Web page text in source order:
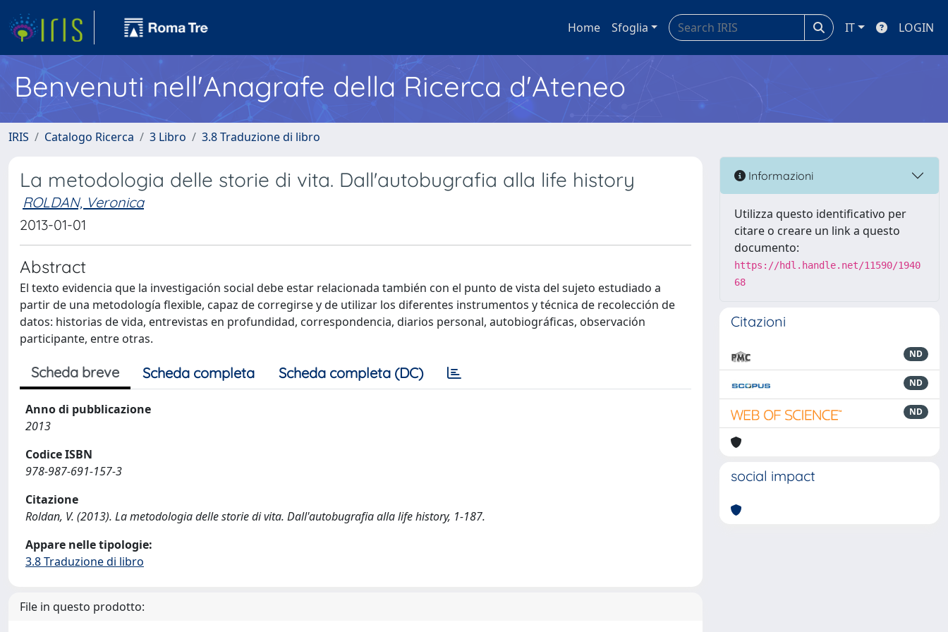
Home Sfoglia IT LOGIN
Benvenuti nell'Anagrafe della Ricerca d'Ateneo
IRIS Catalogo Ricerca 3 Libro 3.8 Traduzione di libro
La metodologia delle storie di vita. Dall'autobugrafia alla life history
ROLDAN, Veronica
2013-01-01
Abstract
El texto evidencia que la investigación social debe estar relacionada también con el punto de vista del sujeto estudiado a
partir de una metodología flexible, capaz de corregirse y de utilizar los diferentes instrumentos y técnica de recolección de
datos: historias de vida, entrevistas en profundidad, correspondencia, diarios personal, autobiográficas, observación
participante, entre otras.
Scheda breve Scheda completa Scheda completa (DC)
Anno di pubblicazione
2013
Codice ISBN
978-987-691-157-3
Citazione
Roldan, V. (2013). La metodologia delle storie di vita. Dall'autobugrafia alla life history, 1-187.
Appare nelle tipologie:
3.8 Traduzione di libro
File in questo prodotto:
Informazioni
Utilizza questo identificativo per
citare o creare un link a questo
documento:
https://hdl.handle.net/11590/1940
68
Citazioni
ND
ND
ND
social impact